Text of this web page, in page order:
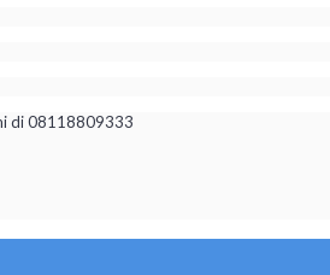
di 08118809333